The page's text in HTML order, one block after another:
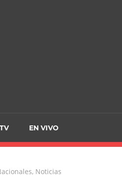
EN VIVO
, Noticias